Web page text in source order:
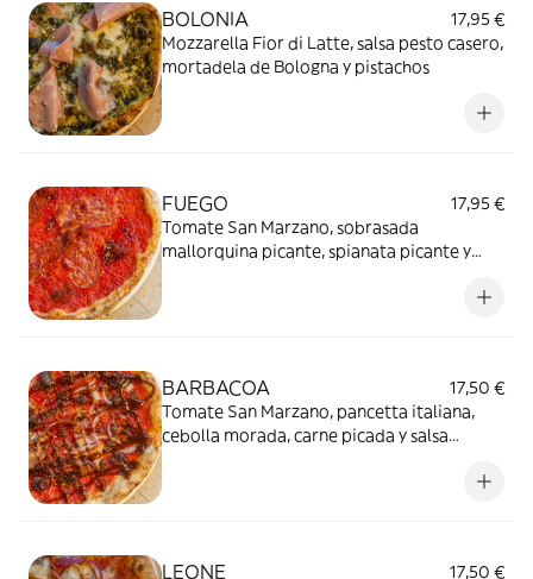
BOLONIA
17,95 €
Mozzarella Fior di Latte, salsa pesto casero,
mortadela de Bologna y pistachos
FUEGO
17,95 €
Tomate San Marzano, sobrasada
mallorquina picante, spianata picante y
BARBACOA
17,50 €
Tomate San Marzano, pancetta italiana,
cebolla morada, carne picada y salsa
LEONE
17,50 €